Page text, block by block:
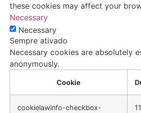
these cookies may affect your
Necessary
Necessary
Sempre ativado
Necessary cookies are absolutely
anonymously.
Cookie
cookielawinfo-checkbox-
11